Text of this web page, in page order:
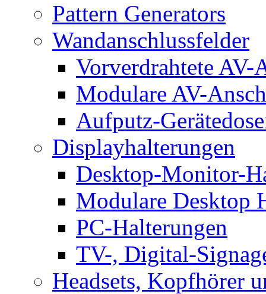
Pattern Generators
Wandanschlussfelder
Vorverdrahtete AV-
Modulare AV-
Aufputz-
Displayhalterungen
Desktop-Monitor-
Modulare Desktop
PC-Halterungen
TV-, Digital-
Headsets, Kopfhörer